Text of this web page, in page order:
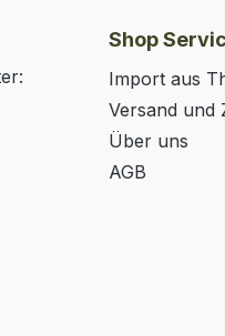
Shop
Import aus
Versand und
Über uns
AGB